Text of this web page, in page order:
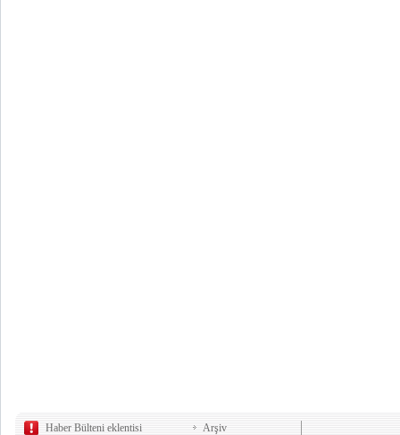
Haber Bülteni eklentisi
Arşiv